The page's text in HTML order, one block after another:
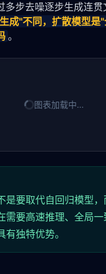
步去噪逐步生成连贯
成"不同， 扩散模型是"
。
图表加载中…
是要取代自回归模型
要高速推理、全局一
独特优势。